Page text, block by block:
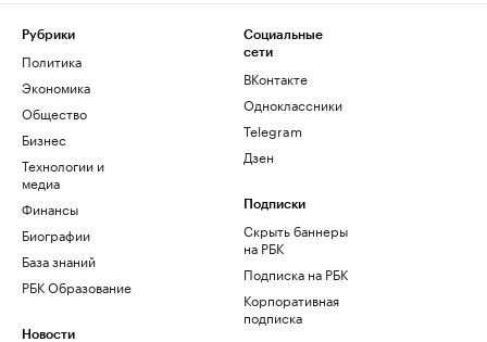
Рубрики
Политика
Экономика
Общество
Бизнес
Технологии и
медиа
Финансы
Биографии
База знаний
РБК Образование
Новости
Социальные
сети
ВКонтакте
Одноклассники
Telegram
Дзен
Подписки
Скрыть баннеры
на РБК
Подписка на РБК
Корпоративная
подписка